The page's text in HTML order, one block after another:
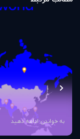
به خواندن ادامه دهید